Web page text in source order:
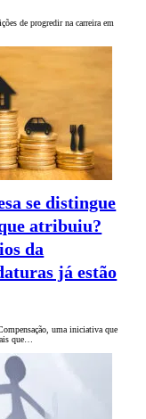
de progredir na carreira em
se distingue
atribuiu?
da
já estão
uma iniciativa que
que…